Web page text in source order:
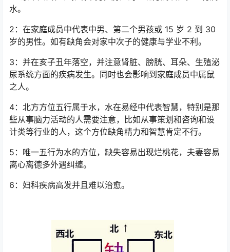
水。
2：在家庭成员中代表中男、第二个男孩或 15 岁 2 到 30
岁的男性。如有缺角会对家中次子的健康与学业不利。
3：并在亥子丑年落空，并注意肾脏、膀胱、耳朵、生殖泌
尿系统方面的疾病发生。同时也会影响到家庭成员中属鼠
之人。
4：北方方位五行属于水，水在易经中代表智慧，特别是那
些从事脑力活动的人需要注意，比如从事策划和咨询和设
计类等行业的人，这个方位缺角精力和智慧肯定不行。
5：唯一五行为水的方位，缺失容易出现烂桃花，夫妻容易
离心离德多外遇纠缠。
6：妇科疾病高发并且难以治愈。